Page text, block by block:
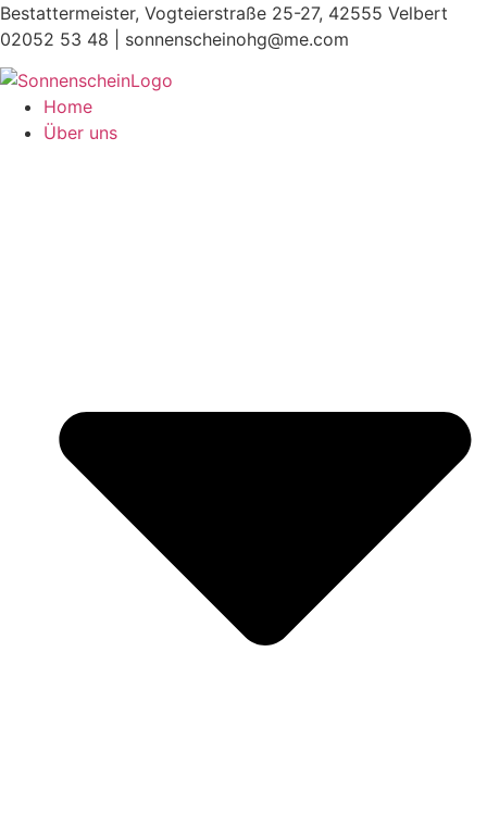
Zum
Inhalt
springen
Bestattermeister, Vogteierstraße 25-27, 42555 Velbert
02052 53 48 | sonnenscheinohg@me.com
Home
Über uns